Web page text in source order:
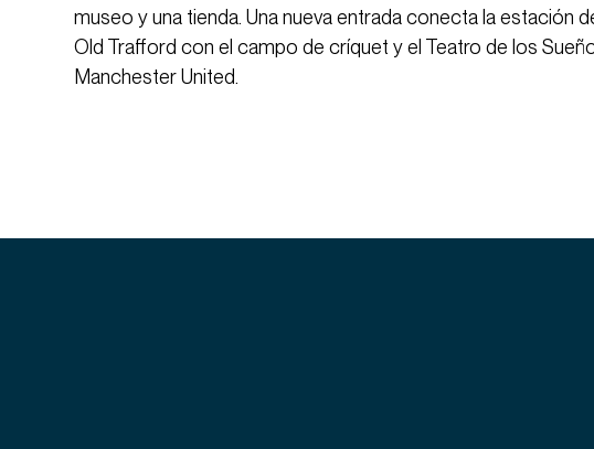
museo y una tienda. Una nueva entrada conecta la estación
Old Trafford con el campo de críquet y el Teatro de los
Manchester United.